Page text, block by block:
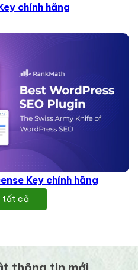
chính hãng
Key chính hãng
tất cả